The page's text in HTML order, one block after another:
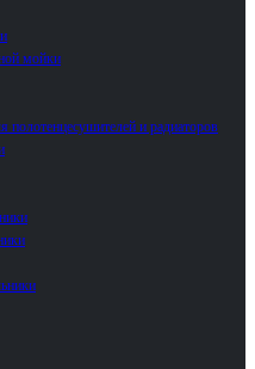
мойки
и радиаторов